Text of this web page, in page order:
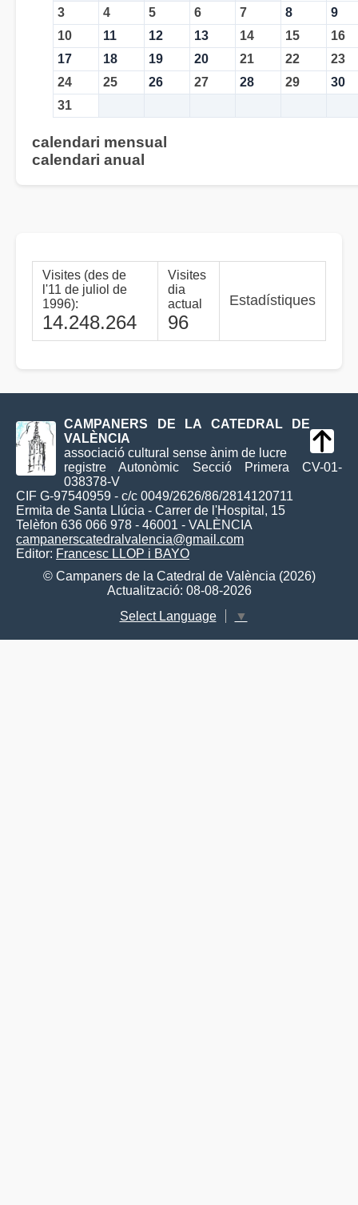
3
4 5 6 7 8
9
10
11 12 13 14 15
16
17
18 19 20 21 22
23
24
25 26 27 28 29
30
31
calendari mensual
calendari anual
Visites (des de
l'11 de juliol de
1996):
14.248.264
Visites
dia
actual
96
Estadístiques
CAMPANERS DE LA CATEDRAL DE
VALÈNCIA
associació cultural sense ànim de lucre
registre Autonòmic Secció Primera CV-01-
038378-V
CIF G-97540959 - c/c 0049/2626/86/2814120711
Ermita de Santa Llúcia - Carrer de l'Hospital, 15
Telèfon 636 066 978 - 46001 - VALÈNCIA
campanerscatedralvalencia@gmail.com
Editor: Francesc LLOP i BAYO
© Campaners de la Catedral de València (2026)
Actualització: 08-08-2026
Select Language
▼